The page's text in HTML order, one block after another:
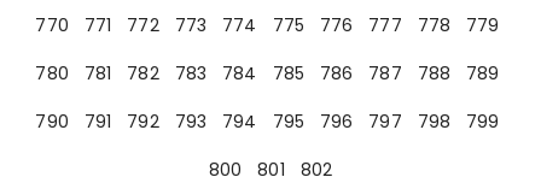
770
771 772 773 774 775 776 777 778
779
780
781 782 783 784 785 786 787 788
789
790
791 792 793 794 795 796 797 798
799
800
801 802